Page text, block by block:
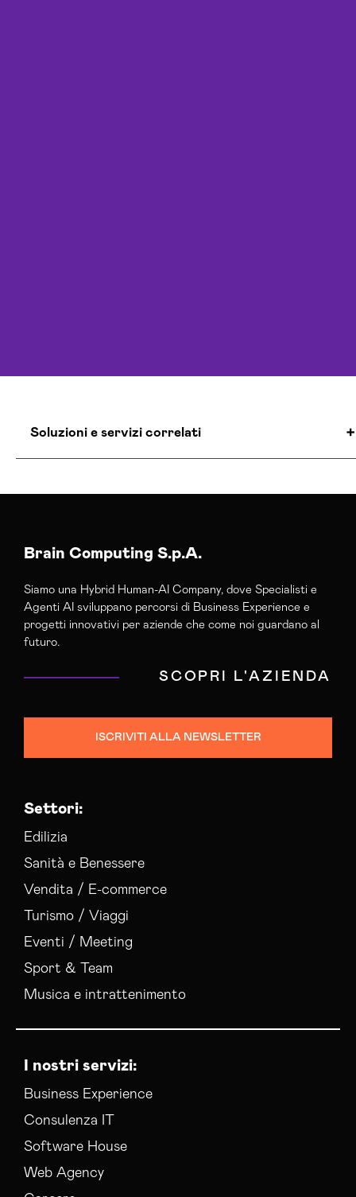
Soluzioni e servizi correlati
Agenzia Posizionamento Seo Gorizia
Agenzia Web Marketing Gorizia
Campagne Adv Social Gorizia
Campagne Advertising Gorizia
Campagne Native Advertising Gorizia
Gestione Campagne Google Ads Gorizia
Gestione Social Media Gorizia
Social Media Advertising Gorizia
Sviluppo Ecommerce Gorizia
Web Agency Gorizia
Brain Computing S.p.A.
Siamo una Hybrid Human-AI Company, dove Specialisti e
Agenti AI sviluppano percorsi di Business Experience e
progetti innovativi per aziende che come noi guardano al
futuro.
SCOPRI L'AZIENDA
ISCRIVITI ALLA NEWSLETTER
Settori:
Edilizia
Sanità e Benessere
Vendita / E-commerce
Turismo / Viaggi
Eventi / Meeting
Sport & Team
Musica e intrattenimento
I nostri servizi:
Business Experience
Consulenza IT
Software House
Web Agency